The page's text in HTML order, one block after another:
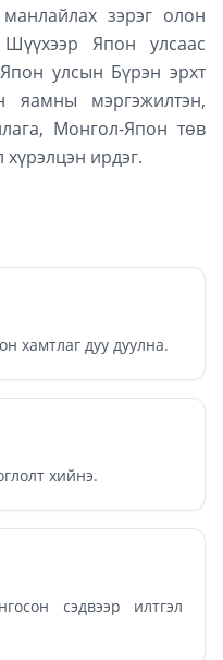
зэрэг олон
Шүүхээр Япон улсаас
улсын Бүрэн эрхт
яамны мэргэжилтэн,
Монгол-Япон төв
хүрэлцэн ирдэг.
хамтлаг дуу дуулна.
хийнэ.
сэдвээр илтгэл